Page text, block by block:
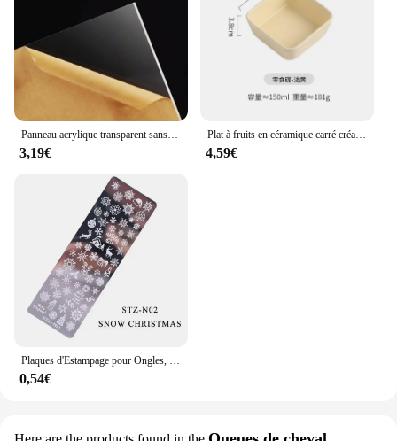
Panneau acrylique transparent sans tour, plaque de verre plexiglas transparent, feuille organique en plastique, méthacrylat, épaisseur 1mm, 2mm, 3mm, 1 pièce
3,19€
Plat à fruits en céramique carré créatif, plat à Sauce Barbecue assiette à bonbons pour Dessert à la maison, bol à noix en porcelaine, décoration de la maison moderne
4,59€
Plaques d'Estampage pour Ongles, Papillon, Fleur, Géométrie, Feuilles d'Animaux, Bricolage, Galets d'Image pour Verhéritage à Ongles, Modèles d'Impression, Outils, KUI2.4
0,54€